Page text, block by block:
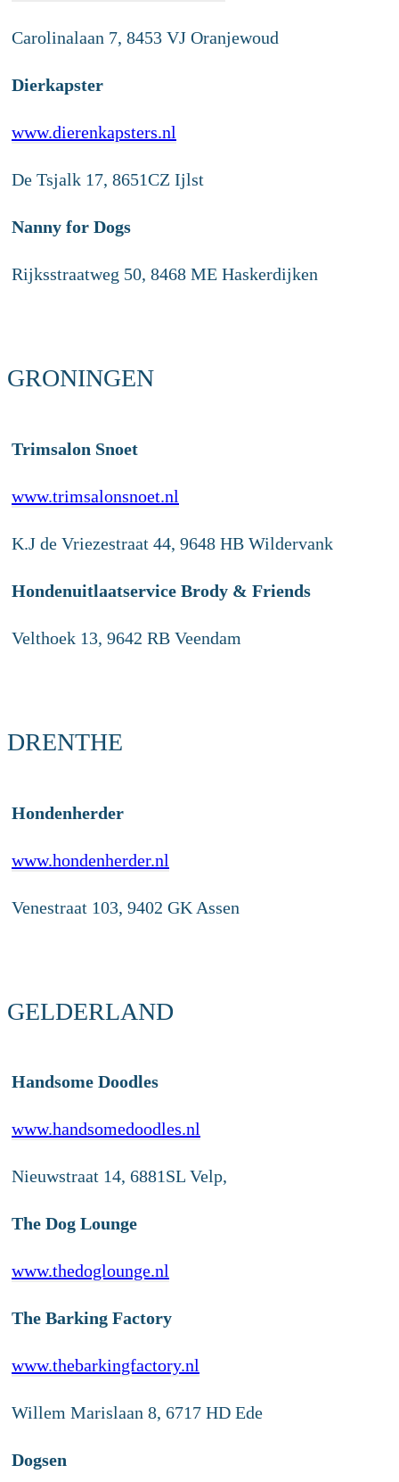
Carolinalaan 7, 8453 VJ Oranjewoud
Dierkapster
www.dierenkapsters.nl
De Tsjalk 17, 8651CZ Ijlst
Nanny for Dogs
Rijksstraatweg 50, 8468 ME Haskerdijken
GRONINGEN
Trimsalon Snoet
www.trimsalonsnoet.nl
K.J de Vriezestraat 44, 9648 HB Wildervank
Hondenuitlaatservice Brody & Friends
Velthoek 13, 9642 RB Veendam
DRENTHE
Hondenherder
www.hondenherder.nl
Venestraat 103, 9402 GK Assen
GELDERLAND
Handsome Doodles
www.handsomedoodles.nl
Nieuwstraat 14, 6881SL Velp,
The Dog Lounge
www.thedoglounge.nl
The Barking Factory
www.thebarkingfactory.nl
Willem Marislaan 8, 6717 HD Ede
Dogsen